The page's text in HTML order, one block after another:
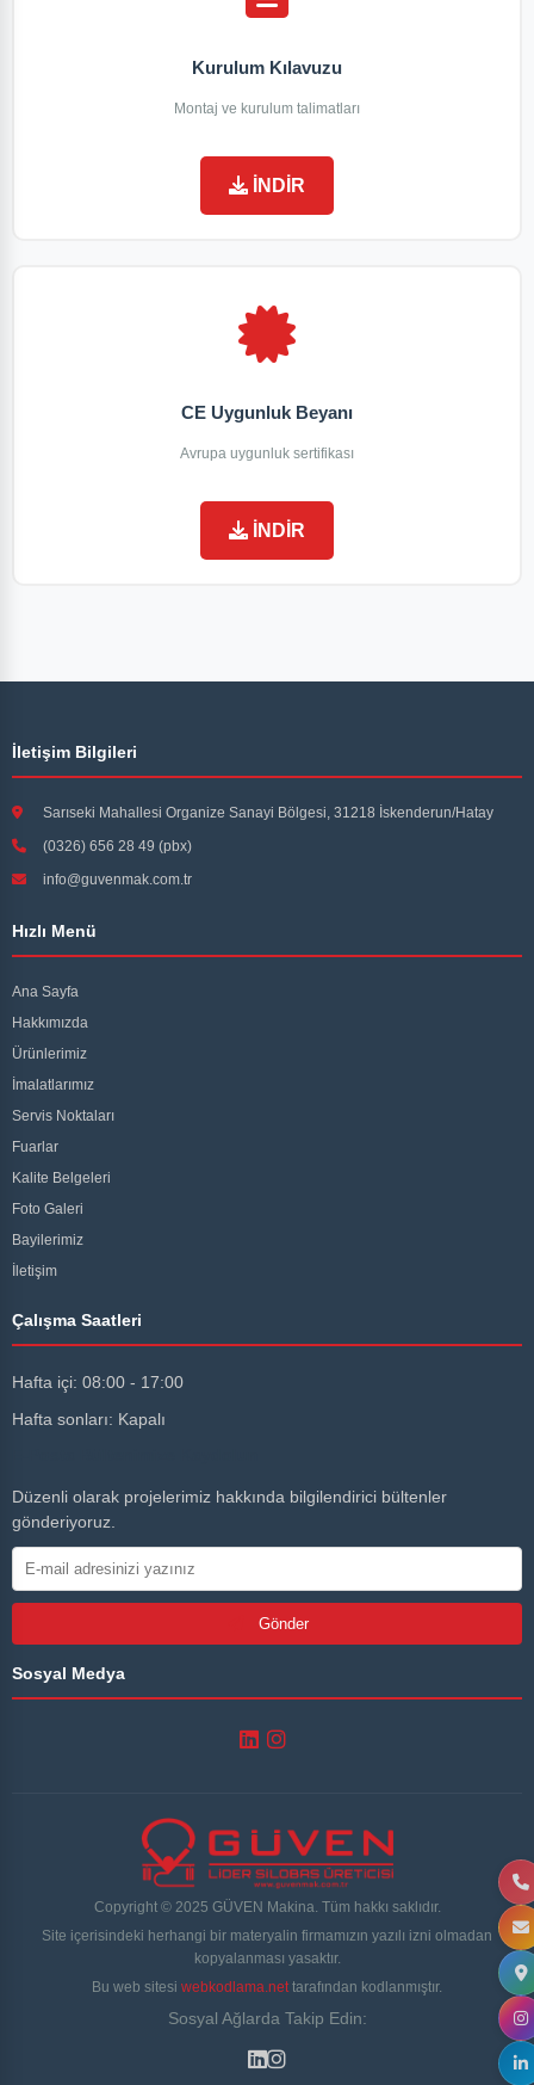
Kurulum Kılavuzu
Montaj ve kurulum talimatları
İNDİR
CE Uygunluk Beyanı
Avrupa uygunluk sertifikası
İNDİR
İletişim Bilgileri
Sarıseki Mahallesi Organize Sanayi Bölgesi, 31218 İskenderun/Hatay
(0326) 656 28 49 (pbx)
info@guvenmak.com.tr
Hızlı Menü
Ana Sayfa
Hakkımızda
Ürünlerimiz
İmalatlarımız
Servis Noktaları
Fuarlar
Kalite Belgeleri
Foto Galeri
Bayilerimiz
İletişim
Çalışma Saatleri
Hafta içi: 08:00 - 17:00
Hafta sonları: Kapalı
Düzenli olarak projelerimiz hakkında bilgilendirici bültenler
gönderiyoruz.
Gönder
Sosyal Medya
Copyright © 2025 GÜVEN Makina. Tüm hakkı saklıdır.
Site içerisindeki herhangi bir materyalin firmamızın yazılı izni olmadan
kopyalanması yasaktır.
Bu web sitesi webkodlama.nettarafından kodlanmıştır.
Sosyal Ağlarda Takip Edin: